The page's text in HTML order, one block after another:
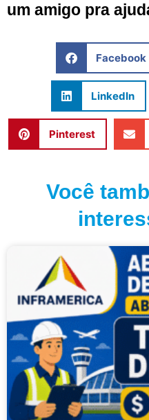
um amigo pra
Facebook
LinkedIn
Pinterest
Você